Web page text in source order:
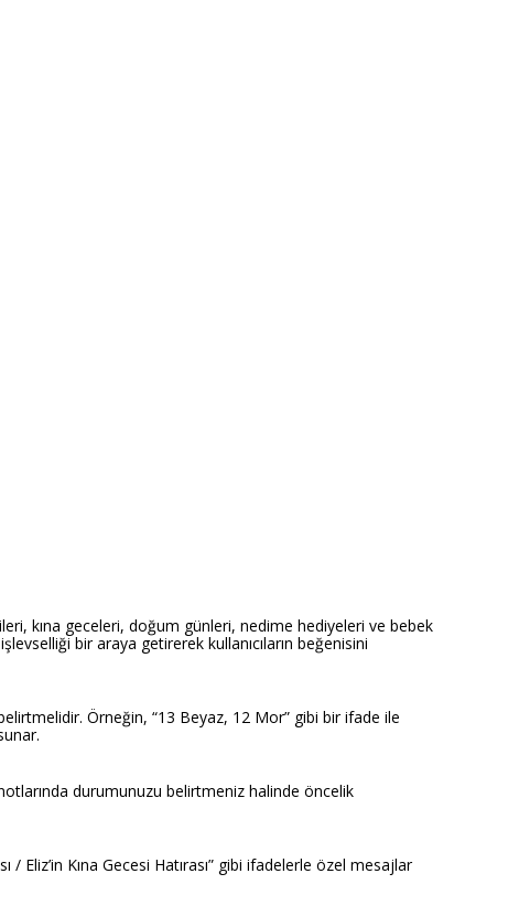
kına geceleri, doğum günleri, nedime hediyeleri ve bebek
bir araya getirerek kullanıcıların beğenisini
Örneğin, “13 Beyaz, 12 Mor” gibi bir ifade ile
durumunuzu belirtmeniz halinde öncelik
Eliz’in Kına Gecesi Hatırası” gibi ifadelerle özel mesajlar